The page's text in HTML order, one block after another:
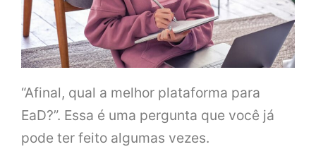
“Afinal, qual a melhor plataforma para
EaD?”. Essa é uma pergunta que você já
pode ter feito algumas vezes.